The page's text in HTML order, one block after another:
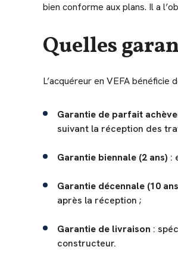
bien conforme aux plans. Il a
Quelles
L’acquéreur en VEFA
Garantie de parfait
suivant la réception des
Garantie biennale (2 ans) :
Garantie décennale (10
après la réception ;
Garantie de livraison :
constructeur.